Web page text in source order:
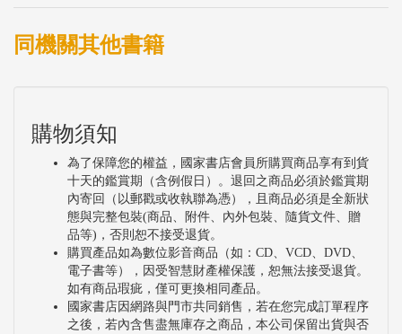
同機關其他書籍
購物須知
為了保障您的權益，國家書店會員所購買商品享有到貨
十天的鑑賞期（含例假日）。退回之商品必須於鑑賞期
內寄回（以郵戳或收執聯為憑），且商品必須是全新狀
態與完整包裝(商品、附件、內外包裝、隨貨文件、贈
品等)，否則恕不接受退貨。
購買產品如為數位影音商品（如：CD、VCD、DVD、
電子書等），因受智慧財產權保護，恕無法接受退貨。
如有商品瑕疵，僅可更換相同產品。
國家書店因網路與門市共同銷售，若在您完成訂單程序
之後，若內含售盡無庫存之商品，本公司保留出貨與否